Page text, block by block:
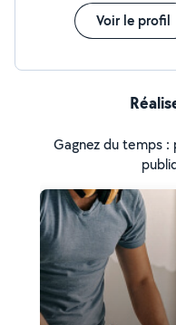
Voir le profil
Gagnez du temps